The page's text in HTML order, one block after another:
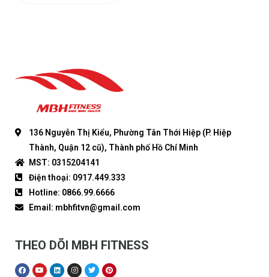
136 Nguyễn Thị Kiểu, Phường Tân Thới Hiệp (P. Hiệp
Thành, Quận 12 cũ), Thành phố Hồ Chí Minh
MST: 0315204141
Điện thoại: 0917.449.333
Hotline: 0866.99.6666
Email: mbhfitvn@gmail.com
THEO DÕI MBH FITNESS